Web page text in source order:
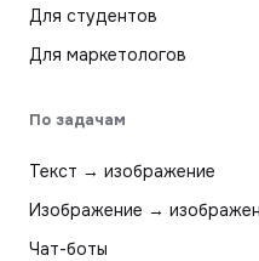
Для студентов
Для маркетологов
По задачам
Текст → изображение
Изображение →
Чат-боты